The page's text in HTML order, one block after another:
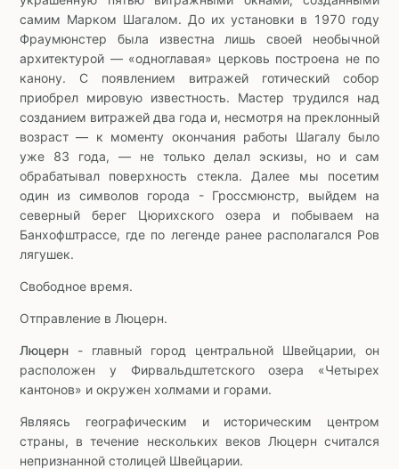
самим Марком Шагалом. До их установки в 1970 году
Фраумюнстер была известна лишь своей необычной
архитектурой — «одноглавая» церковь построена не по
канону. С появлением витражей готический собор
приобрел мировую известность. Мастер трудился над
созданием витражей два года и, несмотря на преклонный
возраст — к моменту окончания работы Шагалу было
уже 83 года, — не только делал эскизы, но и сам
обрабатывал поверхность стекла. Далее мы посетим
один из символов города - Гроссмюнстр, выйдем на
северный берег Цюрихского озера и побываем на
Банхофштрассе, где по легенде ранее располагался Ров
лягушек.
Свободное время.
Отправление в Люцерн.
Люцерн - главный город центральной Швейцарии, он
расположен у Фирвальдштетского озера «Четырех
кантонов» и окружен холмами и горами.
Являясь географическим и историческим центром
страны, в течение нескольких веков Люцерн считался
непризнанной столицей Швейцарии.